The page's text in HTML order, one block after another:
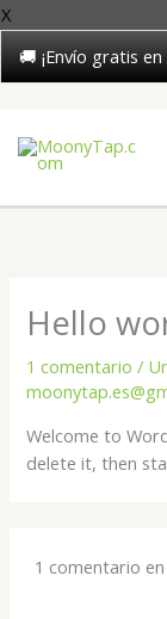
X
🚚 ¡Envío gratis
contenido
Hello
1 comentario /
Welcome to
delete it, then
1 comentario en